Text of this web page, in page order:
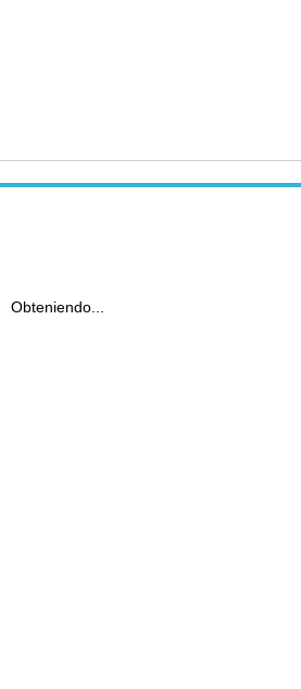
Obteniendo...